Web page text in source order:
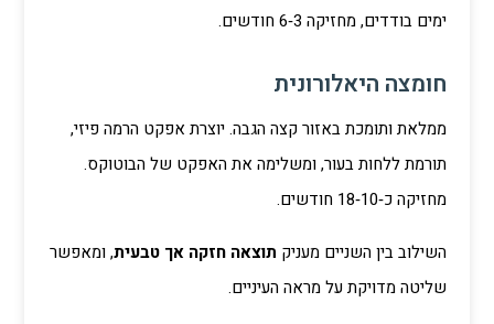
ימים בודדים, מחזיקה 3‑6 חודשים.
חומצה היאלורונית
ממלאת ותומכת באזור קצה הגבה. יוצרת אפקט הרמה פיזי,
תורמת ללחות בעור, ומשלימה את האפקט של הבוטוקס.
מחזיקה כ‑10‑18 חודשים.
השילוב בין השניים מעניק תוצאה חזקה אך טבעית, ומאפשר
שליטה מדויקת על מראה העיניים.